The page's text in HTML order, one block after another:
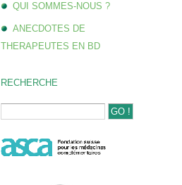
QUI SOMMES-NOUS ?
ANECDOTES DE
THERAPEUTES EN BD
RECHERCHE